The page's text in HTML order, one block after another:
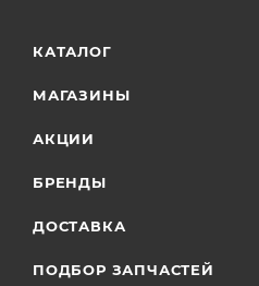
КАТАЛОГ
МАГАЗИНЫ
АКЦИИ
БРЕНДЫ
ДОСТАВКА
ПОДБОР ЗАПЧАСТЕЙ